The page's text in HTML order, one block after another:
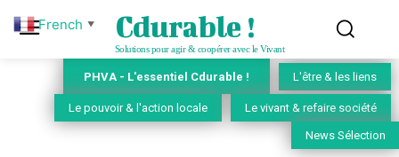
Cdurable !
Solutions pour agir & coopérer avec le Vivant
PHVA - L'essentiel Cdurable ! L'être & les liens
Le pouvoir & l'action locale Le vivant & refaire société
News Sélection
French ▼